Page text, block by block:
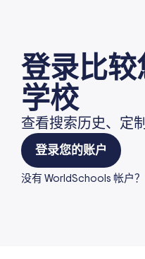
登录比较
学校
查看搜索历史、定
登录您的账户
没有 WorldSchools 帐户？